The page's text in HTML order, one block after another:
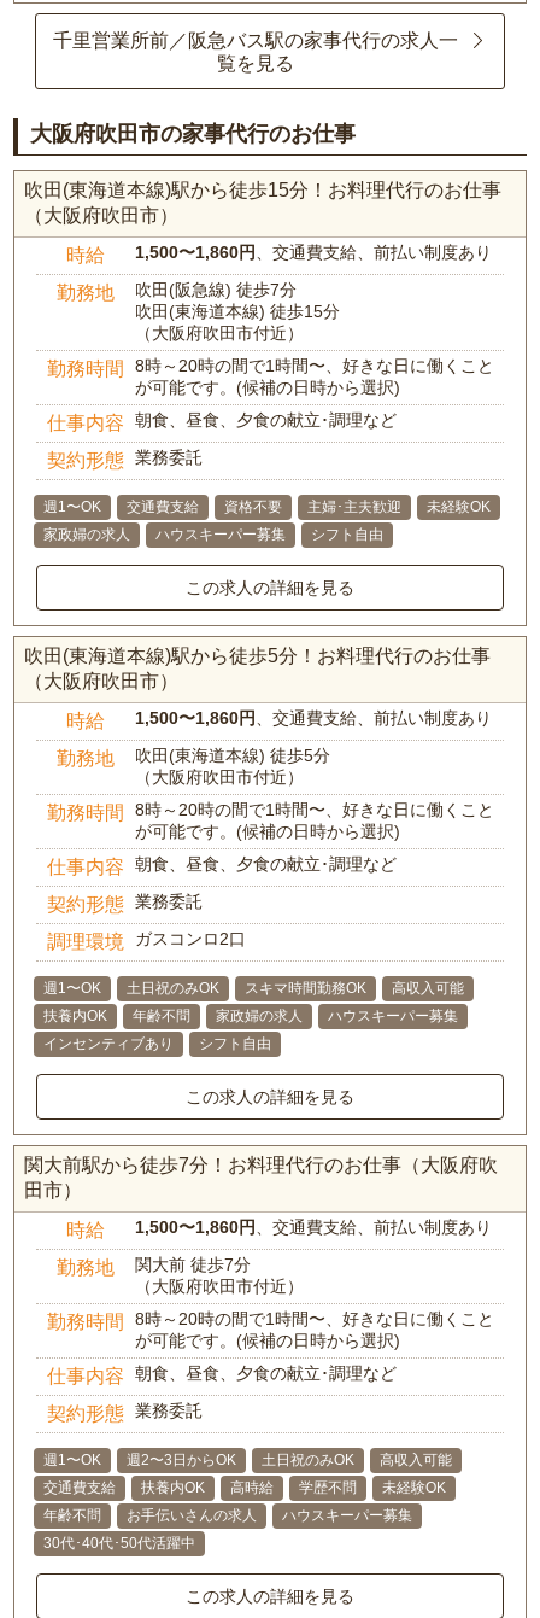
千里営業所前／阪急バス駅の家事代行の求人一
覧を見る
大阪府吹田市の家事代行のお仕事
吹田(東海道本線)駅から徒歩15分！お料理代行のお仕事
（大阪府吹田市）
時給 1,500〜1,860円 、交通費支給、前払い制度あり
勤務地
吹田(阪急線) 徒歩7分
吹田(東海道本線) 徒歩15分
（大阪府吹田市付近）
勤務時間
8時～20時の間で1時間〜、好きな日に働くこと
が可能です。(候補の日時から選択)
仕事内容 朝食、昼食、夕食の献立･調理など
契約形態 業務委託
週1〜OK 交通費支給 資格不要 主婦･主夫歓迎
未経験OK
家政婦の求人
ハウスキーパー募集 シフト自由
この求人の詳細を見る
吹田(東海道本線)駅から徒歩5分！お料理代行のお仕事
（大阪府吹田市）
時給 1,500〜1,860円 、交通費支給、前払い制度あり
勤務地
吹田(東海道本線) 徒歩5分
（大阪府吹田市付近）
勤務時間
8時～20時の間で1時間〜、好きな日に働くこと
が可能です。(候補の日時から選択)
仕事内容 朝食、昼食、夕食の献立･調理など
契約形態 業務委託
調理環境 ガスコンロ2口
週1〜OK 土日祝のみOK スキマ時間勤務OK
高収入可能
扶養内OK
年齢不問 家政婦の求人
ハウスキーパー募集
インセンティブあり
シフト自由
この求人の詳細を見る
関大前駅から徒歩7分！お料理代行のお仕事（大阪府吹
田市）
時給 1,500〜1,860円 、交通費支給、前払い制度あり
勤務地
関大前 徒歩7分
（大阪府吹田市付近）
勤務時間
8時～20時の間で1時間〜、好きな日に働くこと
が可能です。(候補の日時から選択)
仕事内容 朝食、昼食、夕食の献立･調理など
契約形態 業務委託
週1〜OK 週2〜3日からOK 土日祝のみOK
高収入可能
交通費支給
扶養内OK 高時給 学歴不問
未経験OK
年齢不問
お手伝いさんの求人
ハウスキーパー募集
30代･40代･50代活躍中
この求人の詳細を見る